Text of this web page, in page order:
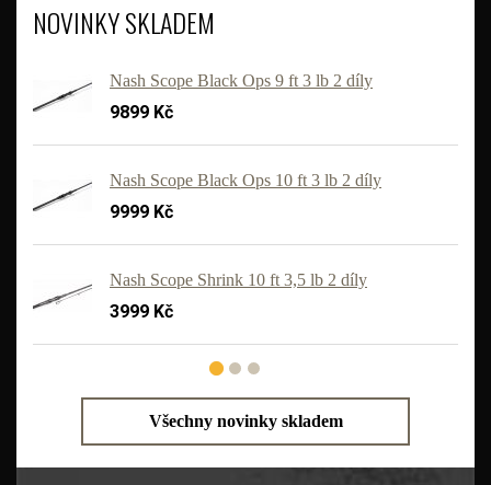
NOVINKY SKLADEM
Nash Scope Black Ops 9 ft 3 lb 2 díly
9899 Kč
Nash Scope Black Ops 10 ft 3 lb 2 díly
9999 Kč
Nash Scope Shrink 10 ft 3,5 lb 2 díly
3999 Kč
Všechny novinky skladem